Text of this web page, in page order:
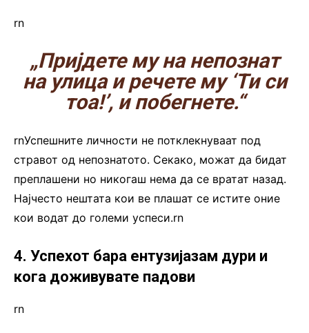
rn
„Пријдете му на непознат
на улица и речете му ‘Ти си
тоа!’, и побегнете.“
rnУспешните личности не потклекнуваат под
стравот од непознатото. Секако, можат да бидат
преплашени но никогаш нема да се вратат назад.
Најчесто нештата кои ве плашат се истите оние
кои водат до големи успеси.rn
4. Успехот бара ентузијазам дури и
кога доживувате падови
rn